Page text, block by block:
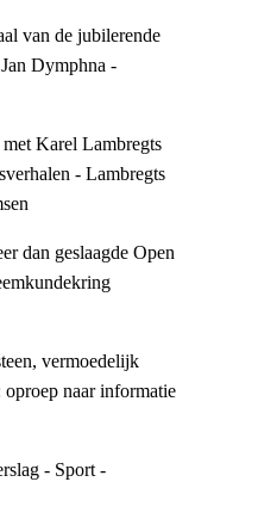
van de jubilerende
Dymphna -
Karel Lambregts
- Lambregts
dan geslaagde Open
vermoedelijk
naar informatie
- Sport -